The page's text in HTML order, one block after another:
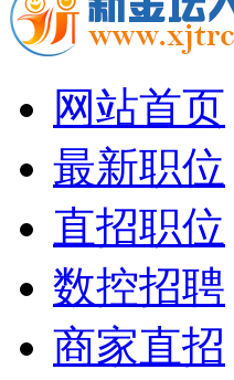
网站首页
最新职位
直招职位
数控招聘
商家直招